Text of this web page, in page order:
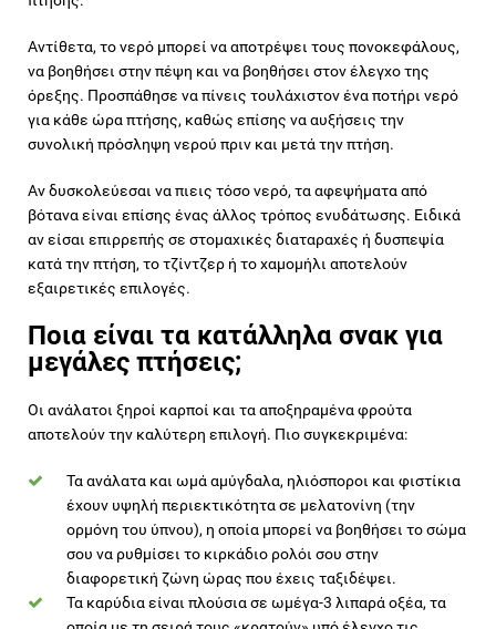
Αντίθετα, το νερό μπορεί να αποτρέψει τους πονοκεφάλους,
να βοηθήσει στην πέψη και να βοηθήσει στον έλεγχο της
όρεξης. Προσπάθησε να πίνεις τουλάχιστον ένα ποτήρι νερό
για κάθε ώρα πτήσης, καθώς επίσης να αυξήσεις την
συνολική πρόσληψη νερού πριν και μετά την πτήση.
Αν δυσκολεύεσαι να πιεις τόσο νερό, τα αφεψήματα από
βότανα είναι επίσης ένας άλλος τρόπος ενυδάτωσης. Ειδικά
αν είσαι επιρρεπής σε στομαχικές διαταραχές ή δυσπεψία
κατά την πτήση, το τζίντζερ ή το χαμομήλι αποτελούν
εξαιρετικές επιλογές.
Ποια είναι τα κατάλληλα σνακ για
μεγάλες πτήσεις;
Οι ανάλατοι ξηροί καρποί και τα αποξηραμένα φρούτα
αποτελούν την καλύτερη επιλογή. Πιο συγκεκριμένα:
Τα ανάλατα και ωμά αμύγδαλα, ηλιόσποροι και φιστίκια
έχουν υψηλή περιεκτικότητα σε μελατονίνη (την
ορμόνη του ύπνου), η οποία μπορεί να βοηθήσει το σώμα
σου να ρυθμίσει το κιρκάδιο ρολόι σου στην
διαφορετική ζώνη ώρας που έχεις ταξιδέψει.
Τα καρύδια είναι πλούσια σε ωμέγα-3 λιπαρά οξέα, τα